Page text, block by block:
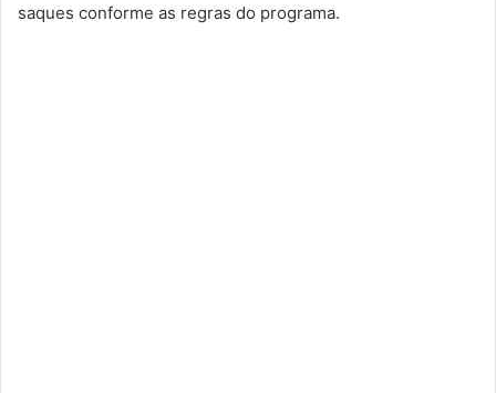
saques conforme as regras do programa.